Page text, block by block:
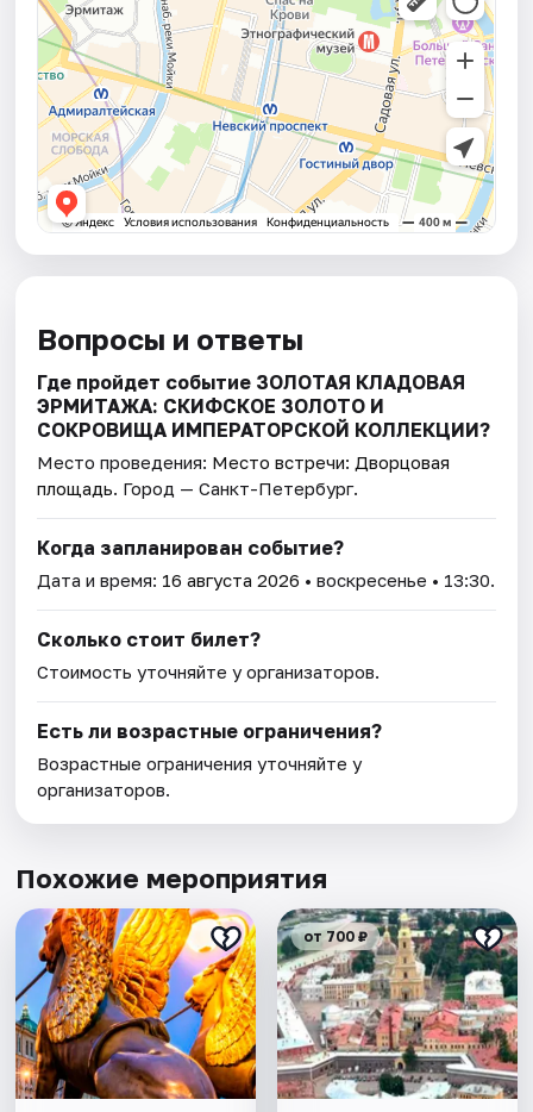
Вопросы и ответы
Где пройдет событие ЗОЛОТАЯ КЛАДОВАЯ
ЭРМИТАЖА: СКИФСКОЕ ЗОЛОТО И
СОКРОВИЩА ИМПЕРАТОРСКОЙ КОЛЛЕКЦИИ?
Место проведения: Место встречи: Дворцовая
площадь. Город — Санкт-Петербург.
Когда запланирован событие?
Дата и время: 16 августа 2026 • воскресенье • 13:30.
Сколько стоит билет?
Стоимость уточняйте у организаторов.
Есть ли возрастные ограничения?
Возрастные ограничения уточняйте у
организаторов.
Похожие мероприятия
от 700 ₽